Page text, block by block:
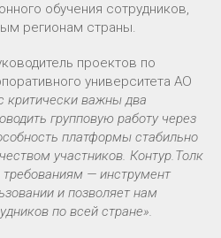
обучения сотрудников,
регионам страны.
проектов по
университета АО
критически важны два
групповую работу через
платформы стабильно
участников. Контур.Толк
— инструмент
и позволяет нам
по всей стране».